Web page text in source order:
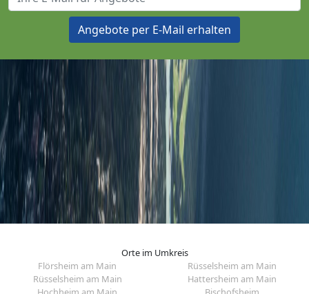
Angebote per E-Mail erhalten
Orte im Umkreis
Flörsheim am Main
Rüsselsheim am Main
Rüsselsheim am Main
Hattersheim am Main